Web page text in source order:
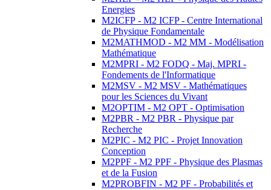
Energies
M2ICFP - M2 ICFP - Centre International
de Physique Fondamentale
M2MATHMOD - M2 MM - Modélisation
Mathématique
M2MPRI - M2 FODQ - Maj. MPRI -
Fondements de l'Informatique
M2MSV - M2 MSV - Mathématiques
pour les Sciences du Vivant
M2OPTIM - M2 OPT - Optimisation
M2PBR - M2 PBR - Physique par
Recherche
M2PIC - M2 PIC - Projet Innovation
Conception
M2PPF - M2 PPF - Physique des Plasmas
et de la Fusion
M2PROBFIN - M2 PF - Probabilités et